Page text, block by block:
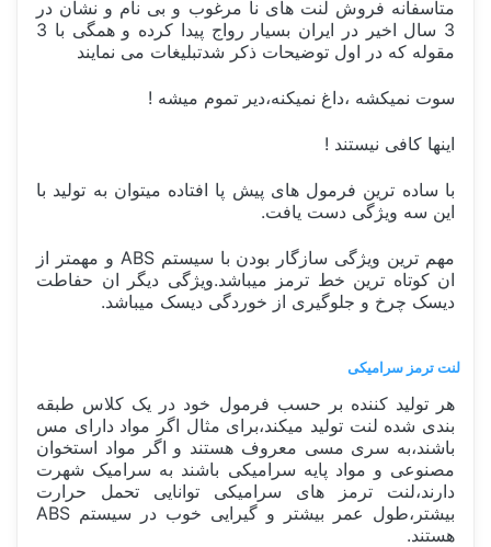
متاسفانه فروش لنت های نا مرغوب و بی نام و نشان در
3 سال اخیر در ایران بسیار رواج پیدا کرده و همگی با 3
مقوله که در اول توضیحات ذکر شدتبلیغات می نمایند
سوت نمیکشه ،داغ نمیکنه،دیر تموم میشه !
اینها کافی نیستند !
با ساده ترین فرمول های پیش پا افتاده میتوان به تولید با
این سه ویژگی دست یافت.
مهم ترین ویژگی سازگار بودن با سیستم ABS و مهمتر از
ان کوتاه ترین خط ترمز میباشد.ویژگی دیگر ان حفاطت
دیسک چرخ و جلوگیری از خوردگی دیسک میباشد.
لنت ترمز سرامیکی
هر تولید کننده بر حسب فرمول خود در یک کلاس طبقه
بندی شده لنت تولید میکند،برای مثال اگر مواد دارای مس
باشند،به سری مسی معروف هستند و اگر مواد استخوان
مصنوعی و مواد پایه سرامیکی باشند به سرامیک شهرت
دارند،لنت ترمز های سرامیکی توانایی تحمل حرارت
بیشتر،طول عمر بیشتر و گیرایی خوب در سیستم ABS
هستند.